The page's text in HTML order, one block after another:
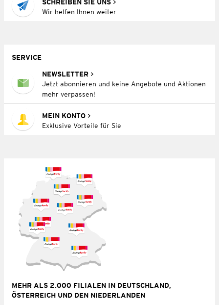
SCHREIBEN SIE UNS
Wir helfen Ihnen weiter
SERVICE
NEWSLETTER
Jetzt abonnieren und keine Angebote und Aktionen
mehr verpassen!
MEIN KONTO
Exklusive Vorteile für Sie
MEHR ALS 2.000 FILIALEN IN DEUTSCHLAND,
ÖSTERREICH UND DEN NIEDERLANDEN